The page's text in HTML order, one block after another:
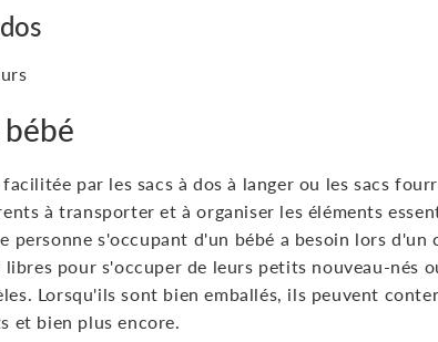
bébé
facilitée par les sacs à dos à langer ou les sacs
à transporter et à organiser les éléments
s'occupant d'un bébé a besoin lors d'un
pour s'occuper de leurs petits nouveau-nés
Lorsqu'ils sont bien emballés, ils peuvent
et bien plus encore.